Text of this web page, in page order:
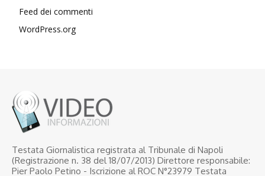
Feed dei commenti
WordPress.org
Testata Giornalistica registrata al Tribunale di Napoli
(Registrazione n. 38 del 18/07/2013) Direttore responsabile:
Pier Paolo Petino - Iscrizione al ROC N°23979 Testata